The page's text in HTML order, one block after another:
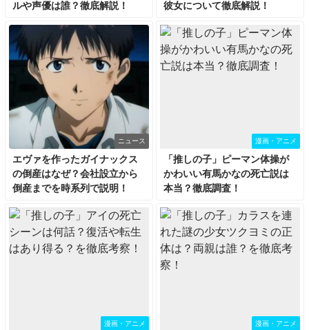
ルや声優は誰？徹底解説！
彼女について徹底解説！
ニュース
エヴァを作ったガイナックス
の倒産はなぜ？会社設立から
倒産までを時系列で説明！
漫画・アニメ
「推しの子」ピーマン体操が
かわいい有馬かなの死亡説は
本当？徹底調査！
漫画・アニメ 漫画・アニメ